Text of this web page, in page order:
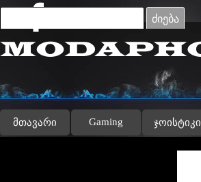
Go to content
ძიება
მთავარი Gaming ჯოისტიკი